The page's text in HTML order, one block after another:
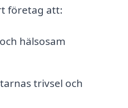
företag att:
hälsosam
trivsel och